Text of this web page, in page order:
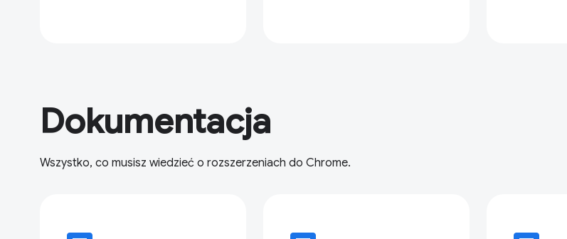
Dokumentacja
Wszystko, co musisz wiedzieć o rozszerzeniach do Chrome.